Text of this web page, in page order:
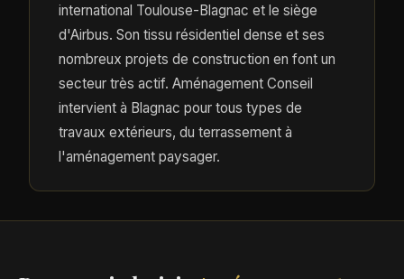
international Toulouse-Blagnac et le siège
d'Airbus. Son tissu résidentiel dense et ses
nombreux projets de construction en font un
secteur très actif. Aménagement Conseil
intervient à Blagnac pour tous types de
travaux extérieurs, du terrassement à
l'aménagement paysager.